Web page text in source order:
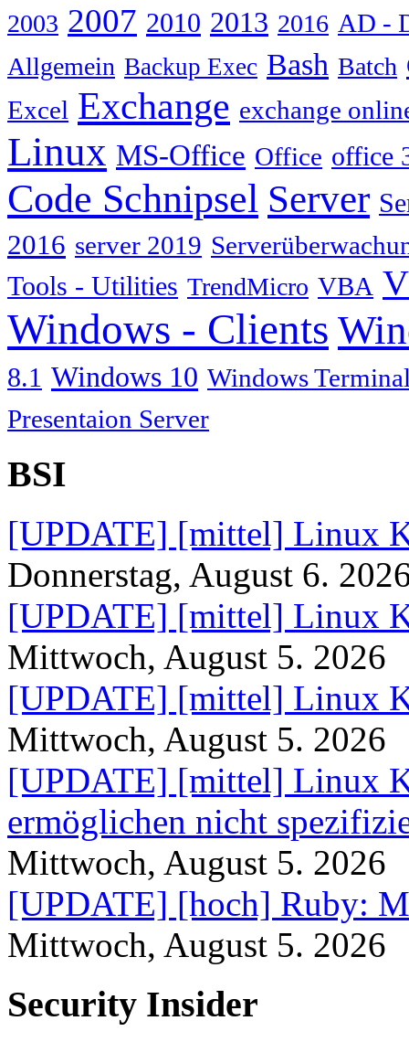
2003 2007 2010 2013 2016 AD -
Allgemein Backup Exec Bash Batch
Excel Exchange exchange
Linux MS-Office Office office
Code Schnipsel Server
2016 server 2019
Tools - Utilities TrendMicro VBA
Windows - Clients
8.1 Windows 10 Windows
Presentaion Server
BSI
[UPDATE] [mittel] Linux
Donnerstag, August 6.
[UPDATE] [mittel] Linux
Mittwoch, August 5. 2026
[UPDATE] [mittel] Linux
Mittwoch, August 5. 2026
[UPDATE] [mittel] Linux
ermöglichen nicht
Mittwoch, August 5. 2026
[UPDATE] [hoch] Ruby:
Mittwoch, August 5. 2026
Security Insider